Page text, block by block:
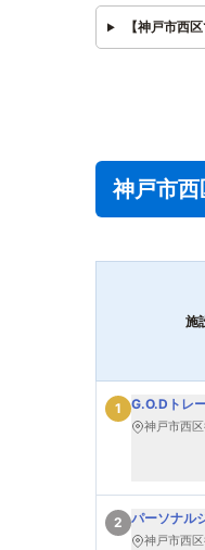
【神戸市西
神戸市
施
1 G.O.Dトレ
神戸市西
2 パーソナル
神戸市西